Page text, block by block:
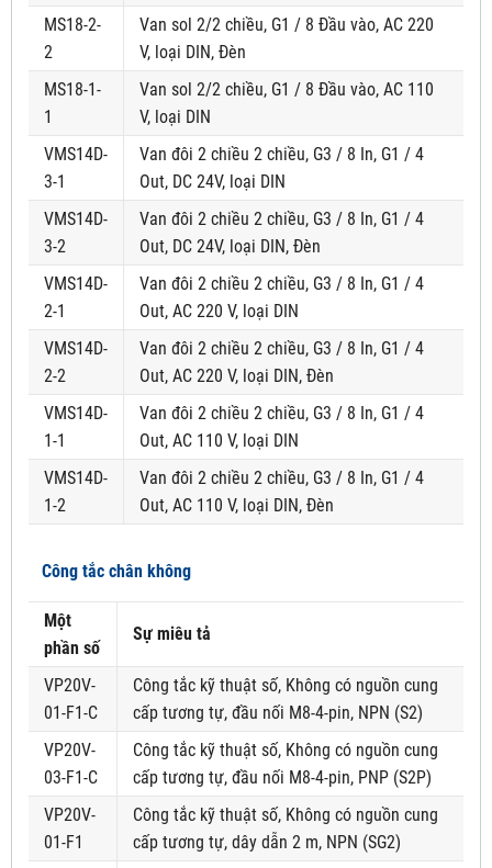
MS18-2-
2
Van sol 2/2 chiều, G1 / 8 Đầu vào, AC 220
V, loại DIN, Đèn
MS18-1-
1
Van sol 2/2 chiều, G1 / 8 Đầu vào, AC 110
V, loại DIN
VMS14D-
3-1
Van đôi 2 chiều 2 chiều, G3 / 8 In, G1 / 4
Out, DC 24V, loại DIN
VMS14D-
3-2
Van đôi 2 chiều 2 chiều, G3 / 8 In, G1 / 4
Out, DC 24V, loại DIN, Đèn
VMS14D-
2-1
Van đôi 2 chiều 2 chiều, G3 / 8 In, G1 / 4
Out, AC 220 V, loại DIN
VMS14D-
2-2
Van đôi 2 chiều 2 chiều, G3 / 8 In, G1 / 4
Out, AC 220 V, loại DIN, Đèn
VMS14D-
1-1
Van đôi 2 chiều 2 chiều, G3 / 8 In, G1 / 4
Out, AC 110 V, loại DIN
VMS14D-
1-2
Van đôi 2 chiều 2 chiều, G3 / 8 In, G1 / 4
Out, AC 110 V, loại DIN, Đèn
Công tắc chân không
Một
phần số
Sự miêu tả
VP20V-
01-F1-C
Công tắc kỹ thuật số, Không có nguồn cung
cấp tương tự, đầu nối M8-4-pin, NPN (S2)
VP20V-
03-F1-C
Công tắc kỹ thuật số, Không có nguồn cung
cấp tương tự, đầu nối M8-4-pin, PNP (S2P)
VP20V-
01-F1
Công tắc kỹ thuật số, Không có nguồn cung
cấp tương tự, dây dẫn 2 m, NPN (SG2)